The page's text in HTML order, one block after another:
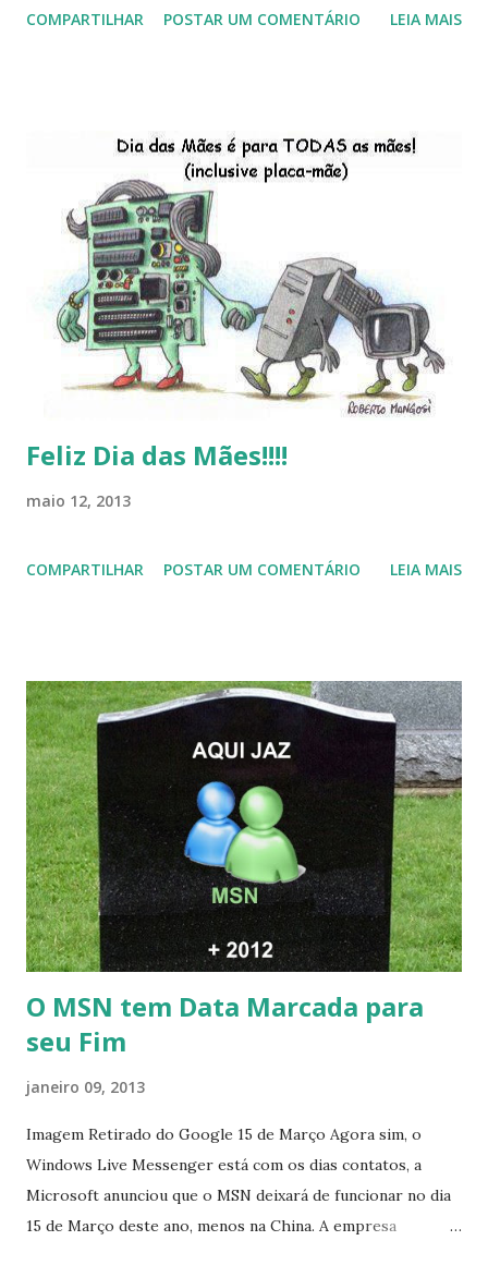
do Kaiana que será lançada em 2013, distro nacional , a
do LibreOffice , o IX Latinoware, a Microsoft boicotando o
Linux (como sempre), o lançamento do Windows 8 e a sua
baixa taxa de adesão pelos usuários, entre out ros. Gostaria
de desejar a todos Boas Festas e que em 2013 possamos
estar juntos novamente. Feliz Natal!!!! F eli z 2013 a todos!!!
COMPARTILHAR POSTAR UM COMENTÁRIO LEIA MAIS
Feliz Dia das Mães!!!!
maio 12, 2013
COMPARTILHAR POSTAR UM COMENTÁRIO LEIA MAIS
O MSN tem Data Marcada para
seu Fim
janeiro 09, 2013
Imagem Retirado do Google 15 de Março Agora sim, o
Windows Live Messenger está com os dias contatos, a
Microsoft anunciou que o MSN deixará de funcionar no dia
15 de Março deste ano, menos na China. A empresa